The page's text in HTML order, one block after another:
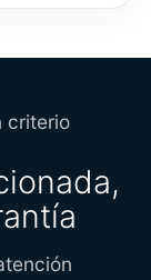
criterio